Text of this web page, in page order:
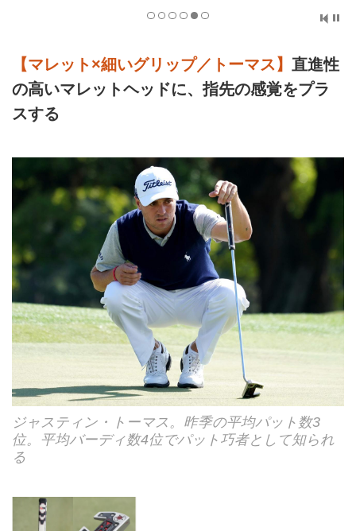
【マレット×細いグリップ／トーマス】 直進性
の高いマレットヘッドに、指先の感覚をプラ
スする
ジャスティン・トーマス。昨季の平均パット数3
位。平均バーディ数4位でパット巧者として知られ
る